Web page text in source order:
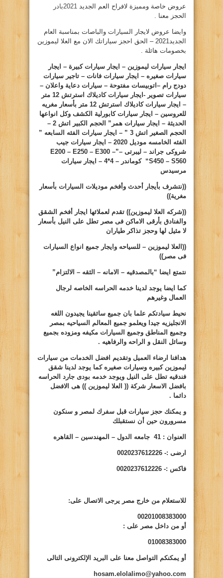
عروض خاصة ومميزة لافراح العم الجديد 2021بادر
الحجز معنا .
وايضا عروض لايجار السيارات والباصات بمناسبة العام
الجديد2021 – الحق احجز سياراتك الان مع العلا ليموزين
بخصومات هائلة .
ايجار سيارات ليموزين – ايجار سيارات كبيرة – ايجار
سيارات صغيره – ايجار سيارات فانات – تاجير سيارات
دودج رام –اتوبيسات مفتوحة – سيارات دعاية واعلان –
سيارات تصوير -ايجار سيارات كاديلاك استرتش 12 متر
– ايجار سيارات كاديلاك استرتش 12 متر بأسعار مغريه
للعروسين – ايجار سيارات كابورلية الكشف وكل انواعها
الحديثة – ايجار سيارات همر” الحجم الكبير اتش 2 –
الحجم الصغير اتش 3 ” – ايجار سيارات الفئه السابعه ”
الفئه الخامسه موديل 2020 – ايجار سيارات جيب
شروكى جراند – ليبرتى –”E200 – E250 – E300 –
S450 – S560
“
كوماندر – 4*4 – ايجار سيارات
مرسيدس
((نتشرف بأيجار أحدث وأفخم موديلات السيارات بأسعار
مغرية))
((شركه العلا ليموزين)) تقدم لعملائها ايجار أفخم الشقق
والفنادق بأرقى الاماكن فى مصر تطل على النيل بأسعار
لا مثيل لها وحجز تذاكر طياران
(( العلا ليموزين – للسياحه وايجار جميع انواع السيارات
فى مصر))
نتمتع ايضا “بالمصدقيه – الامانه – الثقه – الالتزام”
كما ايضا يوجد لدينا خدمه الحراسه الخاصه لرجال
العمال وغيرهم
نحيط سيادتكم علما بان جميع سائقينا يجيدون اللغه
الانجليزيه جيدا ويعلمو جميع المعالم السياحيه بمصر
وجميع المناطق وجميع السيارات مكيفه ومزوده بجميع
وسائل النقل و الراحه والرفاهيه .
هدافنا ارضاء العميل وتقديم افضل الخدمات من سيارات
ليموزين كبيره وسيارات صغيره كما يوجد لدينا شقق
فندقيه تطل على النيل ويوجد خدمه بودى جارد الحراسه
بافضل الاسعار شركة (( العلا ليموزين )) هى الافضل
دائما .
و يمكنك حجز سيارات قبل سفرك لمصر و سنكون
مسرورون حين أن نستقبلك
العنوان : 41 جامعه الدول – المهندسين – القاهره
ارضى :- 0020237612226
فاكس :- 0020237612226
للاستعلام من خارج مصر يرجى الاتصال على:
00201008383000
أو من داخل مصر على :
01008383000
أو يمكنكم التواصل معنا على البريد الإلكترونى التالى
hosam.elolalimo@yahoo.com